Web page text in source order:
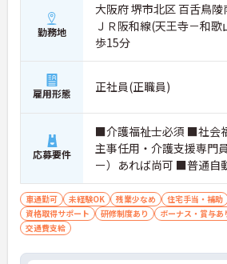
勤務地
大阪府 堺市北区 百舌鳥
ＪＲ阪和線(天王寺－和
歩15分
雇用形態 正社員(正職員)
応募要件
■介護福祉士必須 ■社会
主事任用・介護支援専門
ー）あれば尚可 ■普通自
（AT限定可） ■高齢者施
談業務経験あれば尚可
車通勤可 未経験OK 残業少なめ 住宅手当・補助
資格取得サポート
研修制度あり ボーナス・賞与あ
交通費支給